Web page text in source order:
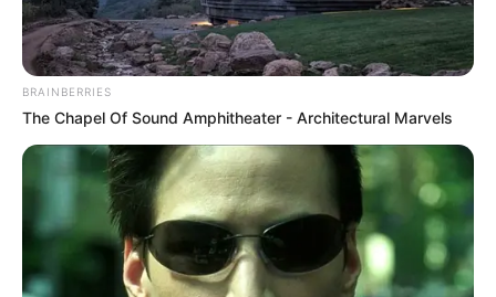
BRAINBERRIES
The Chapel Of Sound Amphitheater - Architectural Marvels